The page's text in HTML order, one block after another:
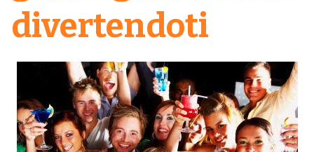
divertendoti